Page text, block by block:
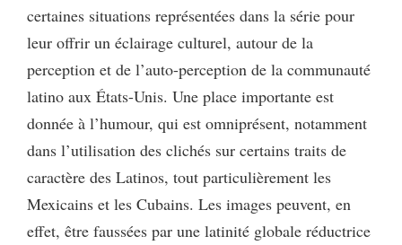
certaines situations représentées dans la série pour
leur offrir un éclairage culturel, autour de la
perception et de l’auto-perception de la communauté
latino aux États-Unis. Une place importante est
donnée à l’humour, qui est omniprésent, notamment
dans l’utilisation des clichés sur certains traits de
caractère des Latinos, tout particulièrement les
Mexicains et les Cubains. Les images peuvent, en
effet, être faussées par une latinité globale réductrice